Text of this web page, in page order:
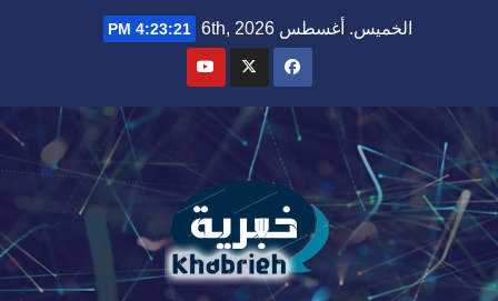
الخميس. أغسطس 6th, 2026 4:23:22 PM